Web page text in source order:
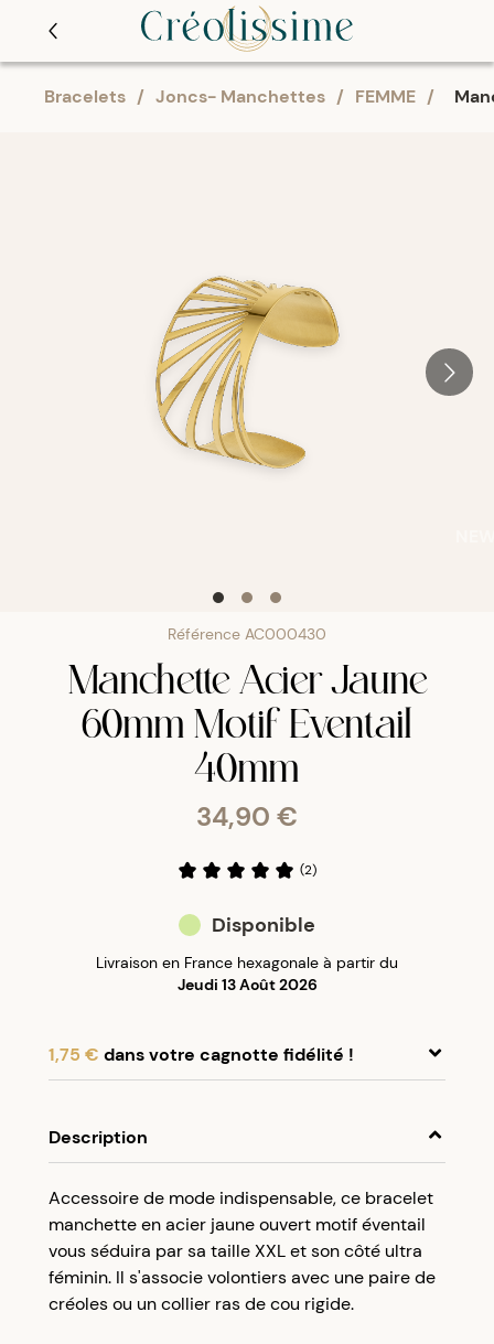
Bracelets / Joncs- Manchettes / FEMME /
Référence AC000430
Manchette Acier Jaune
60mm Motif Eventail
40mm
34,90 €
(2)
Disponible
Livraison en France hexagonale à partir du
Jeudi 13 Août 2026
1,75 € dans votre cagnotte fidélité !
compte client et cumulez 5% de vos achats dans
votre cagnotte fidélité sans minimum d’achat.
Utilisez votre cagnotte de fidélité dès votre
prochaine commande à partir de 50€ d’achats.
Description
Accessoire de mode indispensable, ce bracelet
manchette en acier jaune ouvert motif éventail
vous séduira par sa taille XXL et son côté ultra
féminin. Il s'associe volontiers avec une paire de
créoles ou un collier ras de cou rigide.